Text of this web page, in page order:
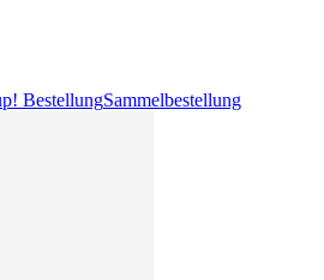
BestellungSammelbestellung